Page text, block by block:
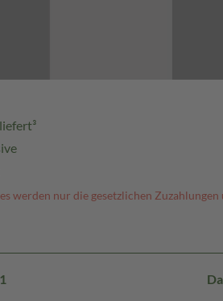
werden nur die gesetzlichen